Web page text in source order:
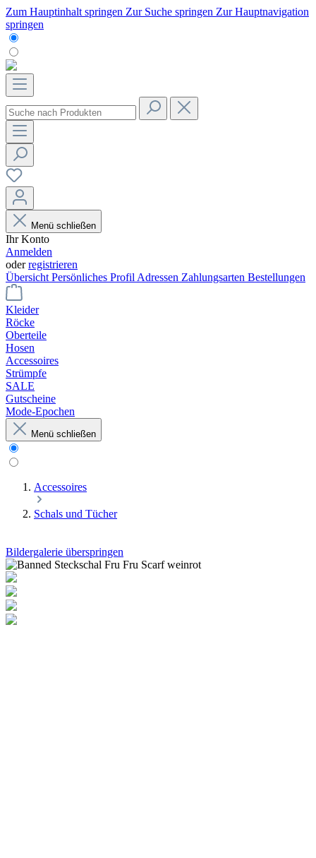
Zum Hauptinhalt springen Zur Suche springen Zur Hauptnavigation
springen
Menü schließen
Ihr Konto
Anmelden
oderregistrieren
Übersicht Persönliches Profil Adressen Zahlungsarten Bestellungen
Kleider
Röcke
Oberteile
Hosen
Accessoires
Strümpfe
SALE
Gutscheine
Mode-Epochen
Menü schließen
Accessoires
Schals und Tücher
Bildergalerie überspringen